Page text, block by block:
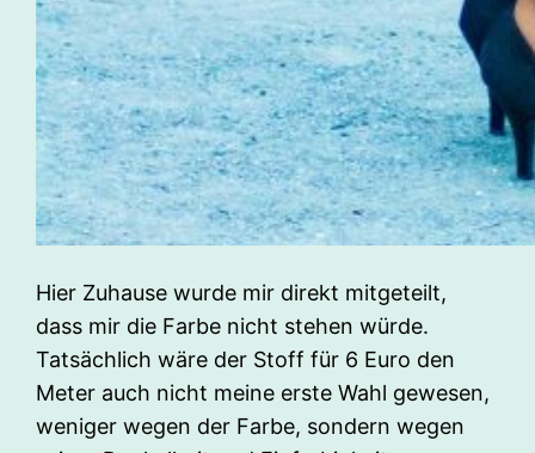
Hier Zuhause wurde mir direkt mitgeteilt,
dass mir die Farbe nicht stehen würde.
Tatsächlich wäre der Stoff für 6 Euro den
Meter auch nicht meine erste Wahl gewesen,
weniger wegen der Farbe, sondern wegen